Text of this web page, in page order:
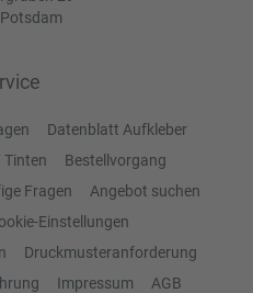
Datenblatt Aufkleber
Tinten
Bestellvorgang
Fragen
Angebot suchen
Einstellungen
Druckmusteranforderung
Impressum AGB